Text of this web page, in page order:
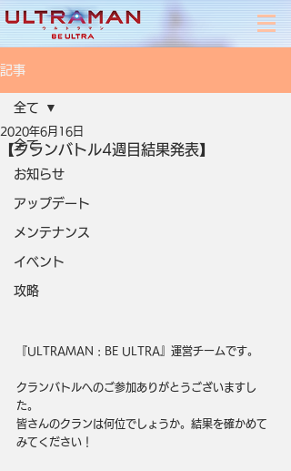
記事
全て
お知らせ
アップデート
メンテナンス
イベント
攻略
全て
【クランバトル4週目結果発表】
2020年6月16日
『ULTRAMAN : BE ULTRA』運営チームです。
クランバトルへのご参加ありがとうございますし
た。
皆さんのクランは何位でしょうか。結果を確かめて
みてください！